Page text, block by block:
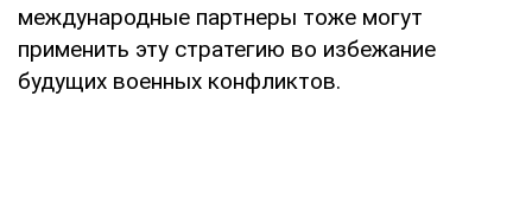
международные партнеры тоже могут
применить эту стратегию во избежание
будущих военных конфликтов.